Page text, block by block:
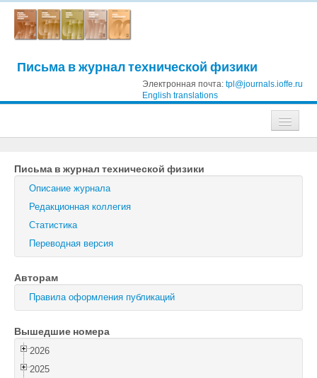
Письма в журнал технической физики
Электронная почта: tpl@journals.ioffe.ru
English translations
Журнал технической физики
Письма в Журнал технической физики
Физика твердого тела
Физика и техника полупроводников
Оптика и спектроскопия
Поиск
Войти
Письма в журнал технической физики
Описание журнала
Редакционная коллегия
Статистика
Переводная версия
Авторам
Правила оформления публикаций
Вышедшие номера
2026
2025